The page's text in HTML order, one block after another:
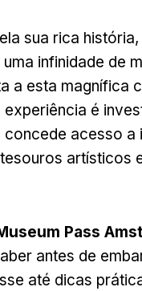
sua rica
infinidade de
a esta magnífica
é
acesso a
artísticos
Pass
antes de
até dicas